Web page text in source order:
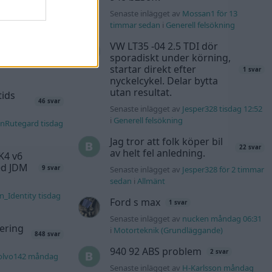
46 svar
tisdag
v6
JDM
9 svar
tisdag
848 svar
måndag
Senaste inlägget av Mossan1 för 13
timmar sedan i Generell felsökning
VW LT35 -04 2.5 TDI dör
sporadiskt under körning,
startar direkt efter
nyckelcykel. Delar bytta
utan resultat.
1 svar
Senaste inlägget av Jesper328 tisdag 12:52
i Generell felsökning
Jag tror att folk köper bil
av helt fel anledning.
22 svar
Senaste inlägget av Jesper328 för 2 timmar
sedan i Allmänt
Ford s max 1 svar
Senaste inlägget av nucken måndag 06:31
i Motorteknik (Grundläggande)
940 92 ABS problem 2 svar
Senaste inlägget av H-Karlsson måndag